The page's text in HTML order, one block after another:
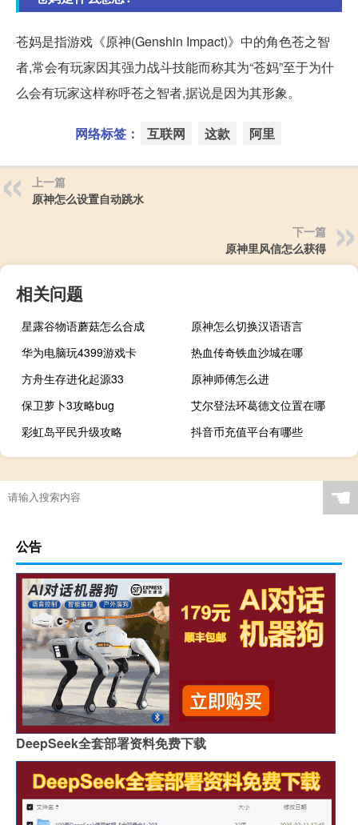
苍妈是指游戏《原神(Genshin Impact)》中的角色苍之智
者,常会有玩家因其强力战斗技能而称其为“苍妈”至于为什
么会有玩家这样称呼苍之智者,据说是因为其形象。
网络标签： 互联网 这款 阿里
上一篇
原神怎么设置自动跳水
下一篇
原神里风信怎么获得
相关问题
星露谷物语蘑菇怎么合成
原神怎么切换汉语语言
华为电脑玩4399游戏卡
热血传奇铁血沙城在哪
方舟生存进化起源33
原神师傅怎么进
保卫萝卜3攻略bug
艾尔登法环葛德文位置在哪
彩虹岛平民升级攻略
抖音币充值平台有哪些
☚
公告
DeepSeek全套部署资料免费下载